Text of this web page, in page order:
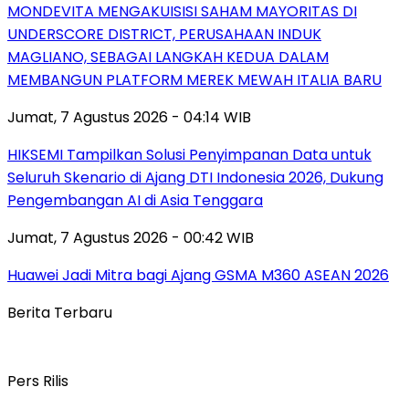
MONDEVITA MENGAKUISISI SAHAM MAYORITAS DI
UNDERSCORE DISTRICT, PERUSAHAAN INDUK
MAGLIANO, SEBAGAI LANGKAH KEDUA DALAM
MEMBANGUN PLATFORM MEREK MEWAH ITALIA BARU
Jumat, 7 Agustus 2026 - 04:14 WIB
HIKSEMI Tampilkan Solusi Penyimpanan Data untuk
Seluruh Skenario di Ajang DTI Indonesia 2026, Dukung
Pengembangan AI di Asia Tenggara
Jumat, 7 Agustus 2026 - 00:42 WIB
Huawei Jadi Mitra bagi Ajang GSMA M360 ASEAN 2026
Berita Terbaru
Pers Rilis